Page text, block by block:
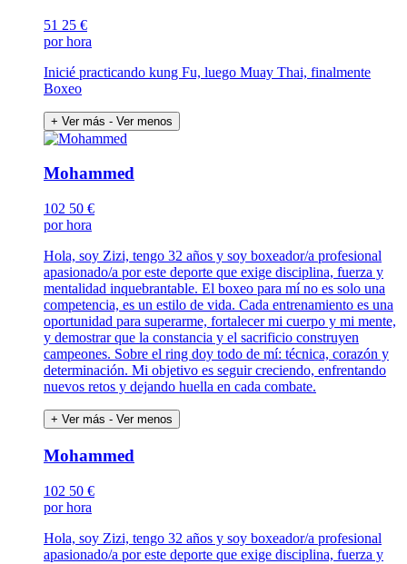
51 25 €
por hora
Inicié practicando kung Fu, luego Muay Thai, finalmente
Boxeo
+ Ver más - Ver menos
Mohammed
102 50 €
por hora
Hola, soy Zizi, tengo 32 años y soy boxeador/a profesional
apasionado/a por este deporte que exige disciplina, fuerza y
mentalidad inquebrantable. El boxeo para mí no es solo una
competencia, es un estilo de vida. Cada entrenamiento es una
oportunidad para superarme, fortalecer mi cuerpo y mi mente,
y demostrar que la constancia y el sacrificio construyen
campeones. Sobre el ring doy todo de mí: técnica, corazón y
determinación. Mi objetivo es seguir creciendo, enfrentando
nuevos retos y dejando huella en cada combate.
+ Ver más - Ver menos
Mohammed
102 50 €
por hora
Hola, soy Zizi, tengo 32 años y soy boxeador/a profesional
apasionado/a por este deporte que exige disciplina, fuerza y